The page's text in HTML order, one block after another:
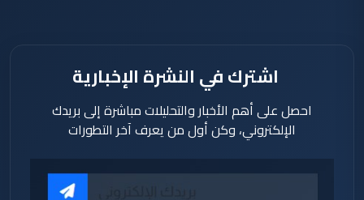
اشترك في النشرة الإخبارية
احصل على أهم الأخبار والتحليلات مباشرة إلى بريدك
الإلكتروني، وكن أول من يعرف آخر التطورات